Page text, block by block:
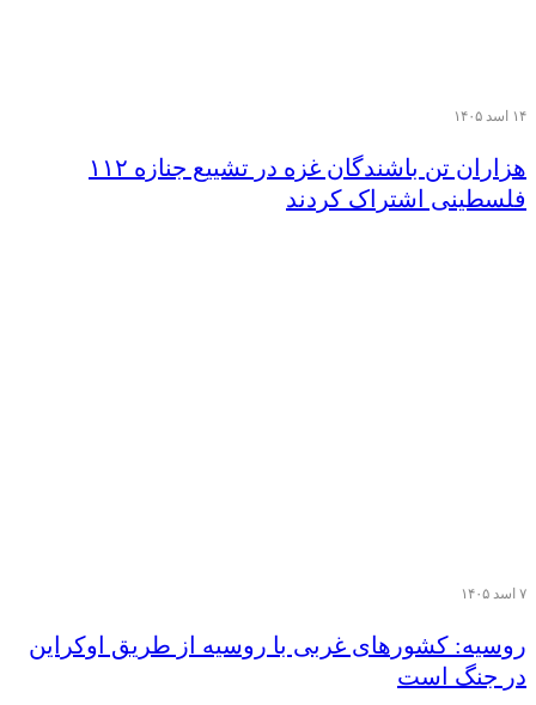
۱۴ اسد ۱۴۰۵
هزاران تن‌ باشندگان غزه در تشییع جنازه ۱۱۲
فلسطینی اشتراک کردند
۷ اسد ۱۴۰۵
روسیه: کشورهای غربی با روسیه از طریق اوکراین
در جنگ است